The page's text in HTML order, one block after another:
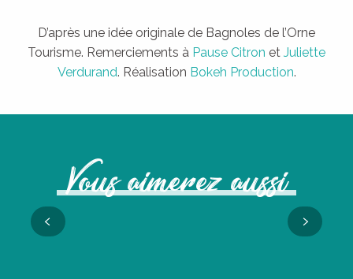
D’après une idée originale de Bagnoles de l’Orne
Tourisme. Remerciements à Pause Citron et Juliette
Verdurand. Réalisation Bokeh Production.
Vous aimerez aussi
Rencontre avec Annie Blanchais